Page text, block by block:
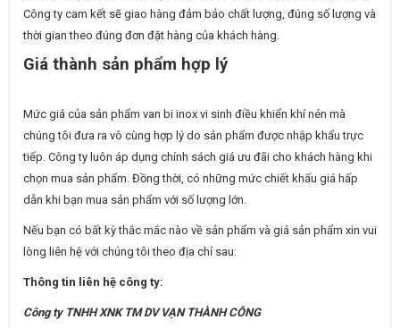
Công ty cam kết sẽ giao hàng đảm bảo chất lượng, đúng số lượng và
thời gian theo đúng đơn đặt hàng của khách hàng.
Giá thành sản phẩm hợp lý
Mức giá của sản phẩm van bi inox vi sinh điều khiển khí nén mà
chúng tôi đưa ra vô cùng hợp lý do sản phẩm được nhập khẩu trực
tiếp. Công ty luôn áp dụng chính sách giá ưu đãi cho khách hàng khi
chọn mua sản phẩm. Đồng thời, có những mức chiết khấu giá hấp
dẫn khi bạn mua sản phẩm với số lượng lớn.
Nếu bạn có bất kỳ thắc mắc nào về sản phẩm và giá sản phẩm xin vui
lòng liên hệ với chúng tôi theo địa chỉ sau:
Thông tin liên hệ công ty:
Công ty TNHH XNK TM DV VẠN THÀNH CÔNG